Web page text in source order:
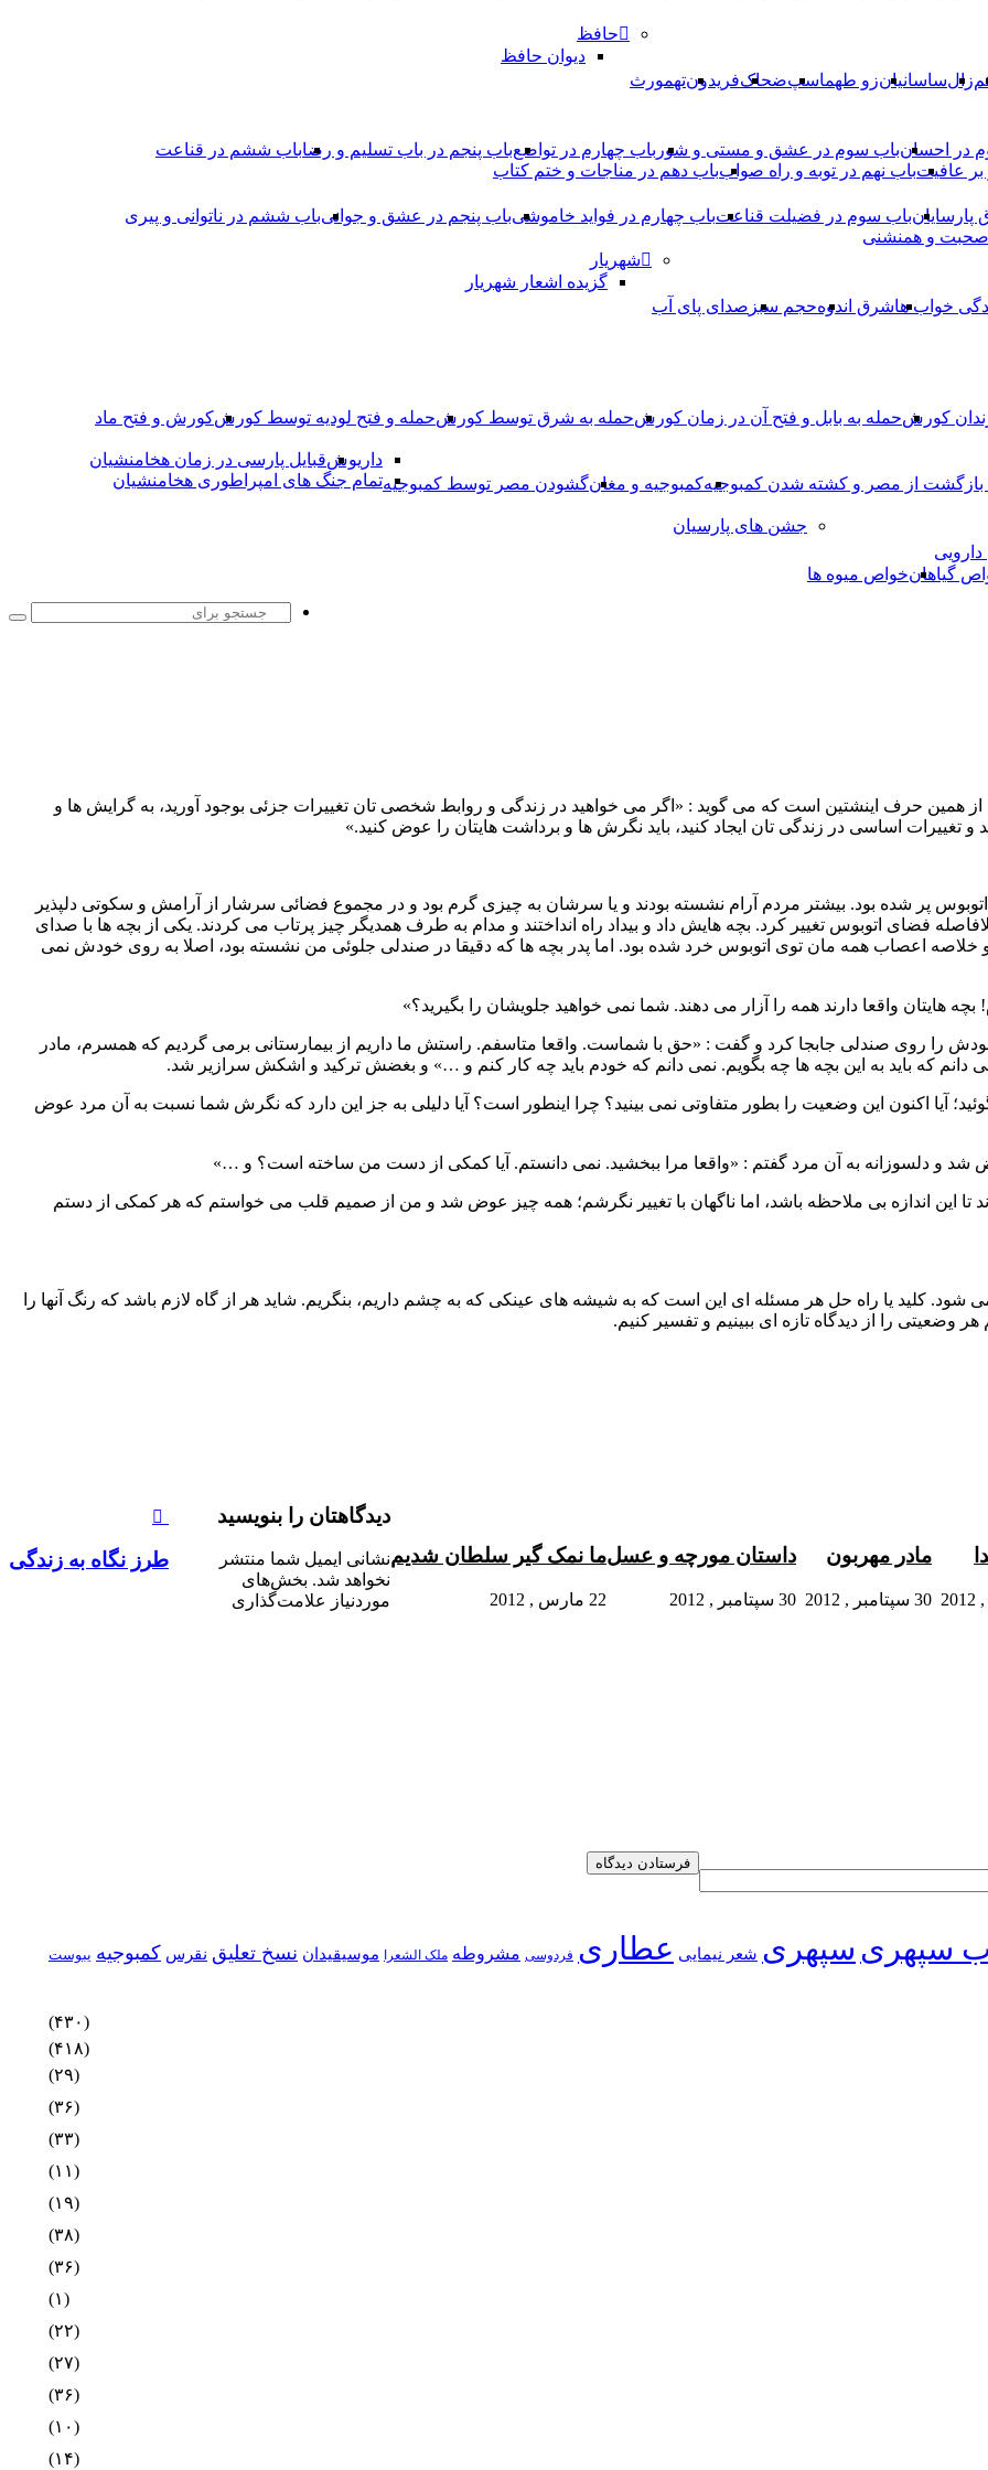
زالساسانیانزو طهماسپ‏ضحاکفریدونتهمورث
حافظ
دیوان حافظ
در احسانباب سوم در عشق و مستی و شور باب چهارم در تواضعباب پنجم در باب تسلیم و رضاباب ششم در قناعت
عافیتباب نهم در توبه و راه صوابباب دهم در مناجات و ختم کتاب
پارسایانباب سوم در فضیلت قناعتباب چهارم در فواید خاموشىباب پنجم در عشق و جوانىباب ششم در ناتوانى و پیرى
صحبت و همنشنى
خواب هاشرق اندوهحجم سبز صدای پای آب
شهریار
گزیده اشعار شهریار
کورشحمله به بابل و فتح آن در زمان کورشحمله به شرق توسط کورشحمله و فتح لودیه توسط کورشکورش و فتح ماد
، بازگشت از مصر و کشته شدن کمبوجیهکمبوجیه و مغانگشودن مصر توسط کمبوجیه
داریوشقبایل پارسی در زمان هخامنشیان
تمام جنگ های امپراطوری هخامنشیان
دارویی
گیاهانخواص میوه ها
جشن های پارسیان
همین حرف اینشتین است که می گوید : «اگر می خواهید در زندگی و روابط شخصی تان تغییرات جزئی بوجود آورید، به گرایش ها و
و تغییرات اساسی در زندگی تان ایجاد کنید، باید نگرش ها و برداشت هایتان را عوض کنید.»
پر شده بود. بیشتر مردم آرام نشسته بودند و یا سرشان به چیزی گرم بود و در مجموع فضائی سرشار از آرامش و سکوتی دلپذیر
فضای اتوبوس تغییر کرد. بچه هایش داد و بیداد راه انداختند و مدام به طرف همدیگر چیز پرتاب می کردند. یکی از بچه ها با صدای
خلاصه اعصاب همه مان توی اتوبوس خرد شده بود. اما پدر بچه ها که دقیقا در صندلی جلوئی من نشسته بود، اصلا به روی خودش نمی
هایتان واقعا دارند همه را آزار می دهند. شما نمی خواهید جلویشان را بگیرید؟»
را روی صندلی جابجا کرد و گفت : «حق با شماست. واقعا متاسفم. راستش ما داریم از بیمارستانی برمی گردیم که همسرم، مادر
که باید به این بچه ها چه بگویم. نمی دانم که خودم باید چه کار کنم و …» و بغضش ترکید و اشکش سرازیر شد.
آیا اکنون این وضعیت را بطور متفاوتی نمی بینید؟ چرا اینطور است؟ آیا دلیلی به جز این دارد که نگرش شما نسبت به آن مرد عوض
و دلسوزانه به آن مرد گفتم : «واقعا مرا ببخشید. نمی دانستم. آیا کمکی از دست من ساخته است؟ و …»
تا این اندازه بی ملاحظه باشد، اما ناگهان با تغییر نگرشم؛ همه چیز عوض شد و من از صمیم قلب می خواستم که هر کمکی از دستم
کلید یا راه حل هر مسئله ای این است که به شیشه های عینکی که به چشم داریم، بنگریم. شاید هر از گاه لازم باشد که رنگ آنها را
وضعیتی را از دیدگاه تازه ای ببینیم و تفسیر کنیم.
طرز نگاه به زندگی مادر مهربون
30 سپتامبر , 2012
داستان مورچه و عسل
30 سپتامبر , 2012
ما نمک گیر سلطان شدیم
22 مارس , 2012
دیدگاهتان را بنویسید
نشانی ایمیل شما منتشر
نخواهد شد. بخش‌های
موردنیاز علامت‌گذاری
سپهری سپهری شعر نیمایی عطاری فردوسی مشروطه ملک الشعرا موسیقیدان نسخ تعلیق نقرس کمبوجیه یبوست
(۴۳۰)
(۴۱۸)
(۲۹)
(۳۶)
(۳۳)
(۱۱)
(۱۹)
(۳۸)
(۳۶)
(۱)
(۲۲)
(۲۷)
(۳۶)
(۱۰)
(۱۴)